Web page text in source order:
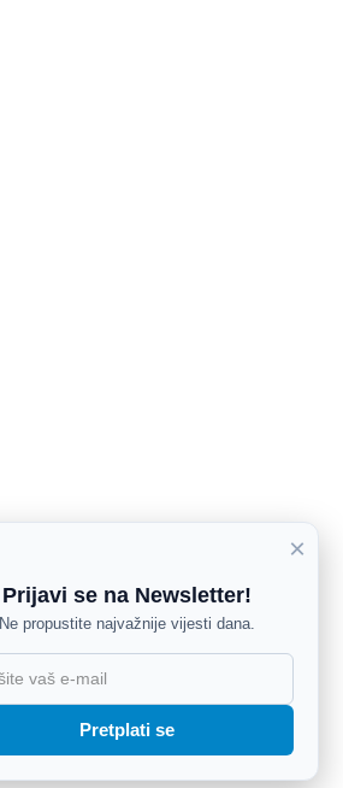
×
Prijavi se na Newsletter!
Ne propustite najvažnije vijesti dana.
Pretplati se